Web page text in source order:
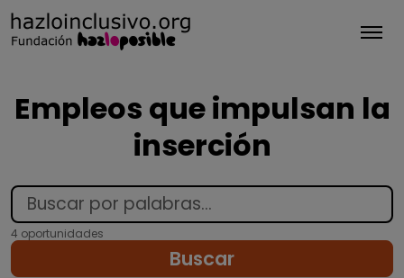
Empleos que impulsan la
inserción
4 oportunidades
Buscar